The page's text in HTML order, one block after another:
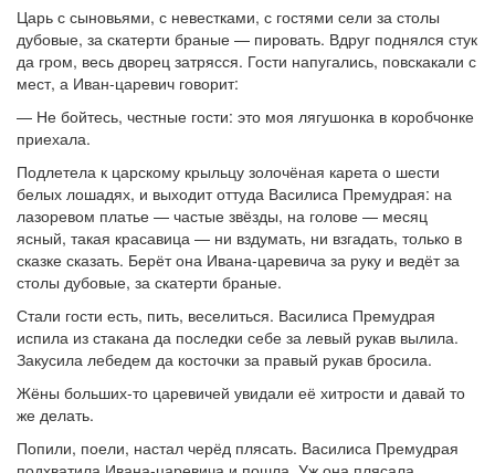
Царь с сыновьями, с невестками, с гостями сели за столы
дубовые, за скатерти браные — пировать. Вдруг поднялся стук
да гром, весь дворец затрясся. Гости напугались, повскакали с
мест, а Иван-царевич говорит:
— Не бойтесь, честные гости: это моя лягушонка в коробчонке
приехала.
Подлетела к царскому крыльцу золочёная карета о шести
белых лошадях, и выходит оттуда Василиса Премудрая: на
лазоревом платье — частые звёзды, на голове — месяц
ясный, такая красавица — ни вздумать, ни взгадать, только в
сказке сказать. Берёт она Ивана-царевича за руку и ведёт за
столы дубовые, за скатерти браные.
Стали гости есть, пить, веселиться. Василиса Премудрая
испила из стакана да последки себе за левый рукав вылила.
Закусила лебедем да косточки за правый рукав бросила.
Жёны больших-то царевичей увидали её хитрости и давай то
же делать.
Попили, поели, настал черёд плясать. Василиса Премудрая